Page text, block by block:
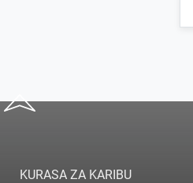
KURASA ZA KARIBU